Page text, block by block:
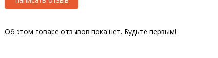
Об этом товаре отзывов пока нет. Будьте первым!